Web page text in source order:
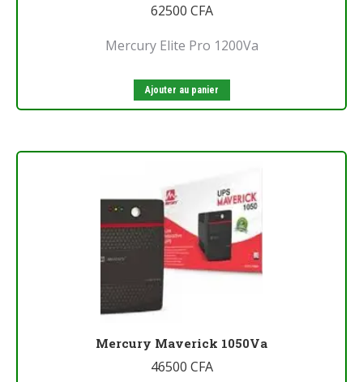
62500 CFA
Mercury Elite Pro 1200Va
Ajouter au panier
Mercury Maverick 1050Va
46500 CFA